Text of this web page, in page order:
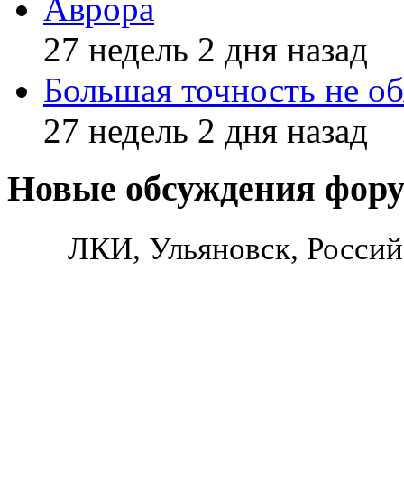
Аврора
27 недель 2 дня назад
Большая точность не
27 недель 2 дня назад
Новые обсуждения
ЛКИ, Ульяновск,